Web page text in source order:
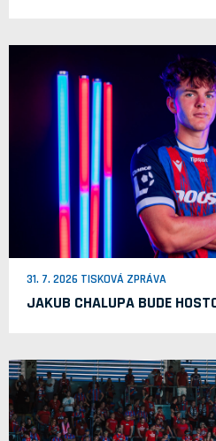
31. 7. 2026 TISKOVÁ ZPRÁVA
JAKUB CHALUPA BUDE